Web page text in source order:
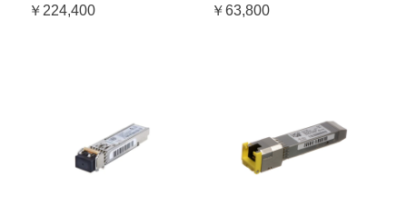
￥224,400
￥63,800